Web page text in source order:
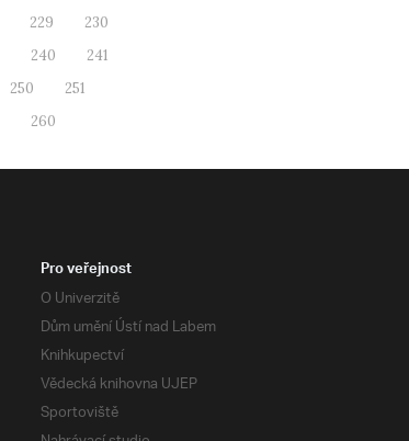
229
230
240
241
250
251
260
Pro veřejnost
O Univerzitě
Dům umění Ústí nad Labem
Knihkupectví
Vědecká knihovna UJEP
Sportoviště